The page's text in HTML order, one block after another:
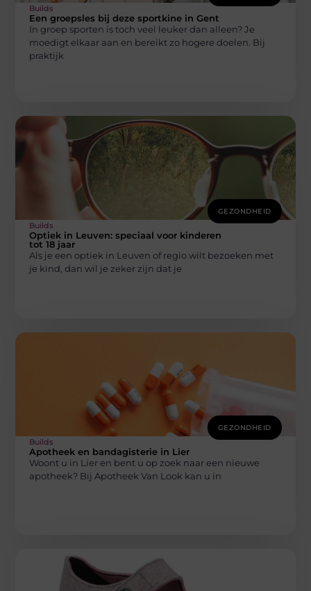
Builds
Een groepsles bij deze sportkine in Gent
In groep sporten is toch veel leuker dan alleen? Je
moedigt elkaar aan en bereikt zo hogere doelen. Bij
praktijk
GEZONDHEID
Builds
Optiek in Leuven: speciaal voor kinderen
tot 18 jaar
Als je een optiek in Leuven of regio wilt bezoeken met
je kind, dan wil je zeker zijn dat je
GEZONDHEID
Builds
Apotheek en bandagisterie in Lier
Woont u in Lier en bent u op zoek naar een nieuwe
apotheek? Bij Apotheek Van Look kan u in